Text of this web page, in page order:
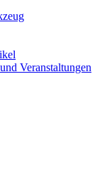
Veranstaltungen